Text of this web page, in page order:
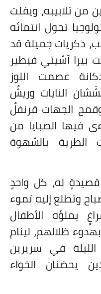
من تلابيبه، ويفلت
تحول انتمائه
ذكريات جميلة قد
آشيتي فيطير
عصمت اللوز
النايات وريشٌ
الجهات قرنفلٌ
فيها الصبايا من
الطرية بالشهوة
له، كل واحدٍ
وتطلع إليه تموء
يملؤه الأطفال
ظلالهم، لينام
في سريرين
يحضنان الخواء